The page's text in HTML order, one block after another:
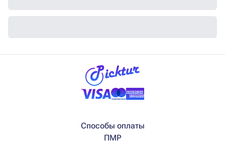
Способы оплаты
ПМР